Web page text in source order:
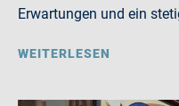
Erwartungen und ein
WEITERLESEN